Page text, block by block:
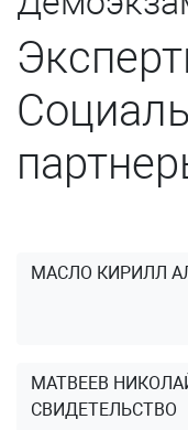
МАСЛО КИРИЛЛ
МАТВЕЕВ
СВИДЕТЕЛЬСТВО